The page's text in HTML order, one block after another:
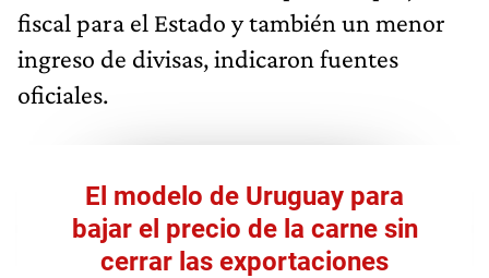
fiscal para el Estado y también un menor
ingreso de divisas, indicaron fuentes
oficiales.
El modelo de Uruguay para
bajar el precio de la carne sin
cerrar las exportaciones